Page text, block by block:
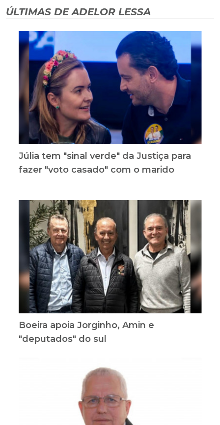
ÚLTIMAS DE ADELOR LESSA
Júlia tem "sinal verde" da Justiça para
fazer "voto casado" com o marido
Boeira apoia Jorginho, Amin e
"deputados" do sul